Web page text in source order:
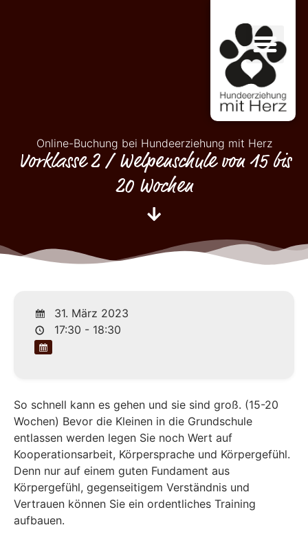
Online-Buchung bei Hundeerziehung mit Herz
Vorklasse 2 / Welpenschule von 15 bis
20 Wochen
31. März 2023
17:30 - 18:30
So schnell kann es gehen und sie sind groß. (15-20
Wochen) Bevor die Kleinen in die Grundschule
entlassen werden legen Sie noch Wert auf
Kooperationsarbeit, Körpersprache und Körpergefühl.
Denn nur auf einem guten Fundament aus
Körpergefühl, gegenseitigem Verständnis und
Vertrauen können Sie ein ordentliches Training
aufbauen.